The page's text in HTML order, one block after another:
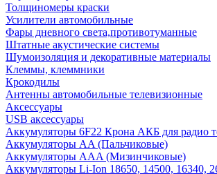
Толщиномеры краски
Усилители автомобильные
Фары дневного света,противотуманные
Штатные акустические системы
Шумоизоляция и декоративные материалы
Клеммы, клеммники
Крокодилы
Антенны автомобильные телевизионные
Аксессуары
USB аксессуары
Аккумуляторы 6F22 Крона АКБ для радио
Аккумуляторы AA (Пальчиковые)
Аккумуляторы AAA (Мизинчиковые)
Аккумуляторы Li-Ion 18650, 14500, 16340,